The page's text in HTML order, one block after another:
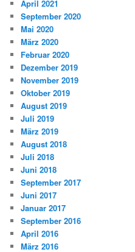
April 2021
September 2020
Mai 2020
März 2020
Februar 2020
Dezember 2019
November 2019
Oktober 2019
August 2019
Juli 2019
März 2019
August 2018
Juli 2018
Juni 2018
September 2017
Juni 2017
Januar 2017
September 2016
April 2016
März 2016